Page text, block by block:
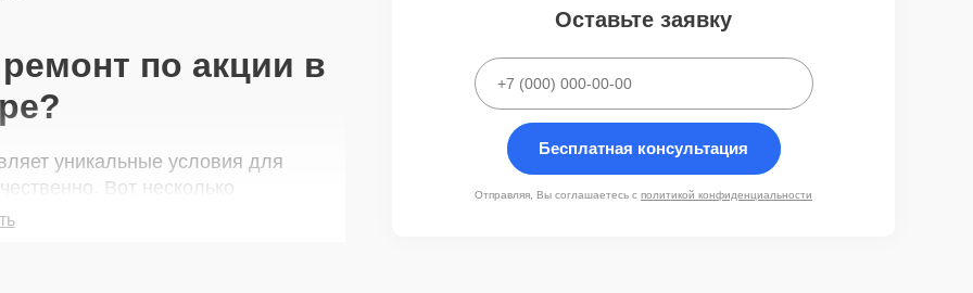
по акции в
уникальные условия для
Вот несколько
Оставьте заявку
Бесплатная консультация
Отправляя, Вы соглашаетесь сполитикой конфиденциальности